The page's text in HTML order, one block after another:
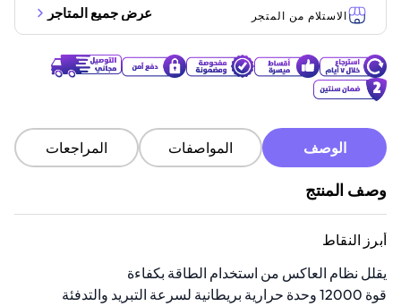
الاستلام من المتجر عرض جميع المتاجر
الوصف المواصفات المراجعات
وصف المنتج
أبرز النقاط
يقلل نظام العاكس من استخدام الطاقة بكفاءة
قوة 12000 وحدة حرارية بريطانية لسرعة التبريد والتدفئة